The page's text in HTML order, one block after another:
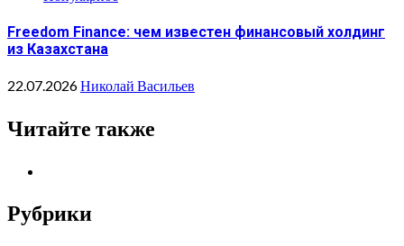
Freedom Finance: чем известен финансовый холдинг
из Казахстана
22.07.2026Николай Васильев
Читайте также
Рубрики